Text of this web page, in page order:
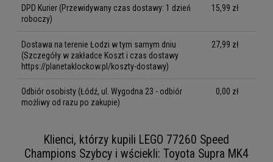
DPD Kurier (Przewidywany czas dostawy: 1 dzień
roboczy)
15,99 zł
Dostawa na terenie Łodzi w tym samym dniu
(Szczegóły w zakładce Koszt i czas dostawy
https://planetaklockow.pl/koszty-dostawy)
27,99 zł
Odbiór osobisty (Łódź, ul. Wygodna 23 - odbiór
możliwy od razu po zakupie)
0,00 zł
Klienci, którzy kupili LEGO 77260 Speed
Champions Szybcy i wściekli: Toyota Supra MK4